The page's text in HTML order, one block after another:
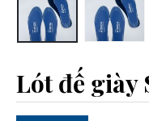
Lót đế giày